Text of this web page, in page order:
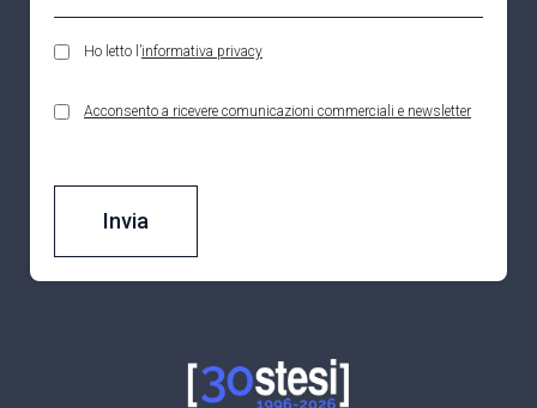
Ho letto l’informativa privacy
Acconsento a ricevere comunicazioni commerciali e newsletter